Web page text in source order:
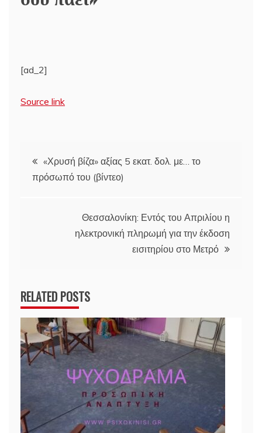
[ad_2]
Source link
Πλοήγηση
άρθρων
«Χρυσή βίζα» αξίας 5 εκατ. δολ. με… το
πρόσωπό του (βίντεο)
Θεσσαλονίκη: Εντός του Απριλίου η
ηλεκτρονική πληρωμή για την έκδοση
εισιτηρίου στο Μετρό
RELATED POSTS